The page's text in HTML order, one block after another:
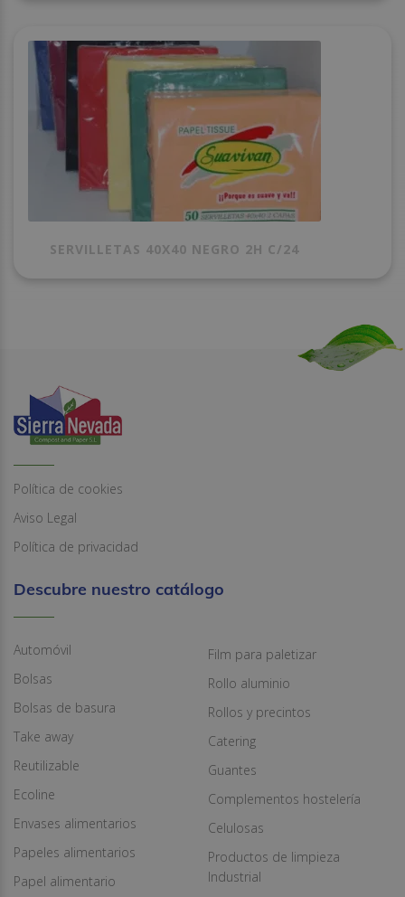
SERVILLETAS 40X40 NEGRO 2H C/24
Política de cookies
Aviso Legal
Política de privacidad
Descubre nuestro catálogo
Automóvil
Bolsas
Bolsas de basura
Take away
Reutilizable
Ecoline
Envases alimentarios
Papeles alimentarios
Papel alimentario
Film para paletizar
Rollo aluminio
Rollos y precintos
Catering
Guantes
Complementos hostelería
Celulosas
Productos de limpieza
Industrial